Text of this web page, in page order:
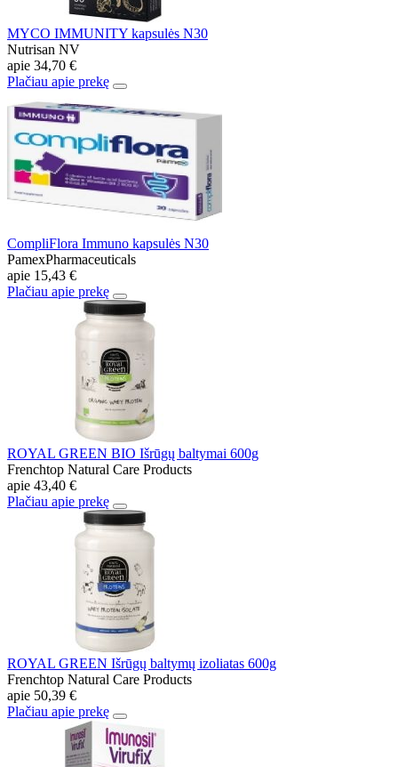
MYCO IMMUNITY kapsulės N30
Nutrisan NV
apie 34,70 €
Plačiau apie prekę
CompliFlora Immuno kapsulės N30
PamexPharmaceuticals
apie 15,43 €
Plačiau apie prekę
ROYAL GREEN BIO Išrūgų baltymai 600g
Frenchtop Natural Care Products
apie 43,40 €
Plačiau apie prekę
ROYAL GREEN Išrūgų baltymų izoliatas 600g
Frenchtop Natural Care Products
apie 50,39 €
Plačiau apie prekę